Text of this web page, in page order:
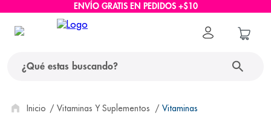
ENVÍO GRATIS EN PEDIDOS +$10
Vitaminas Y Suplementos Vitaminas
términos más buscados